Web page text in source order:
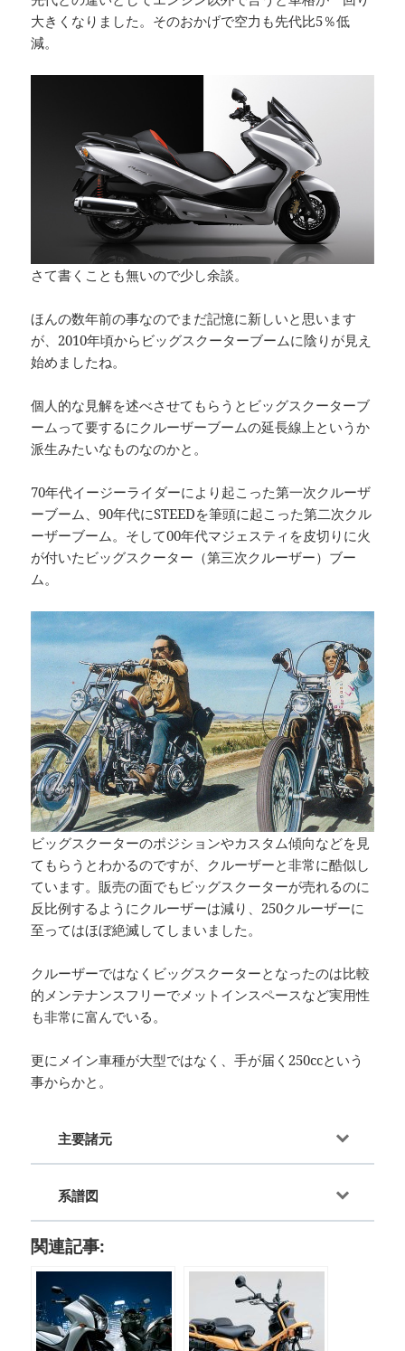
大きくなりました。そのおかげで空力も先代比5％低
減。
さて書くことも無いので少し余談。
ほんの数年前の事なのでまだ記憶に新しいと思います
が、2010年頃からビッグスクーターブームに陰りが見え
始めましたね。
個人的な見解を述べさせてもらうとビッグスクーターブ
ームって要するにクルーザーブームの延長線上というか
派生みたいなものなのかと。
70年代イージーライダーにより起こった第一次クルーザ
ーブーム、90年代にSTEEDを筆頭に起こった第二次クル
ーザーブーム。そして00年代マジェスティを皮切りに火
が付いたビッグスクーター（第三次クルーザー）ブー
ム。
ビッグスクーターのポジションやカスタム傾向などを見
てもらうとわかるのですが、クルーザーと非常に酷似し
ています。販売の面でもビッグスクーターが売れるのに
反比例するようにクルーザーは減り、250クルーザーに
至ってはほぼ絶滅してしまいました。
クルーザーではなくビッグスクーターとなったのは比較
的メンテナンスフリーでメットインスペースなど実用性
も非常に富んでいる。
更にメイン車種が大型ではなく、手が届く250ccという
事からかと。
主要諸元
系譜図
関連記事: